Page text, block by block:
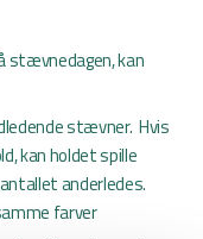
stævnedagen, kan
stævner. Hvis
kan holdet spille
anderledes.
farver